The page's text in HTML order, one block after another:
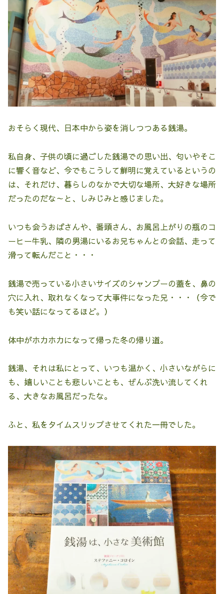
おそらく現代、日本中から姿を消しつつある銭湯。
私自身、子供の頃に過ごした銭湯での思い出、匂いやそこ
に響く音など、今でもこうして鮮明に覚えているというの
は、それだけ、暮らしのなかで大切な場所、大好きな場所
だったのだな～と、しみじみと感じました。
いつも会うおばさんや、番頭さん、お風呂上がりの瓶のコ
ーヒー牛乳、隣の男湯にいるお兄ちゃんとの会話、走って
滑って転んだこと・・・
銭湯で売っている小さいサイズのシャンプーの蓋を、鼻の
穴に入れ、取れなくなって大事件になった兄・・・（今で
も笑い話になってるほど。）
体中がホカホカになって帰った冬の帰り道。
銭湯、それは私にとって、いつも温かく、小さいながらに
も、嬉しいことも悲しいことも、ぜんぶ洗い流してくれ
る、大きなお風呂だったな。
ふと、私をタイムスリップさせてくれた一冊でした。